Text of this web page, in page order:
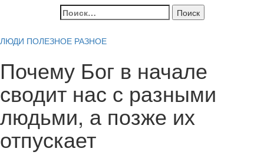
Найти:
ЛЮДИ ПОЛЕЗНОЕ РАЗНОЕ
Почему Бог в начале
сводит нас с разными
людьми, а позже их
отпускает